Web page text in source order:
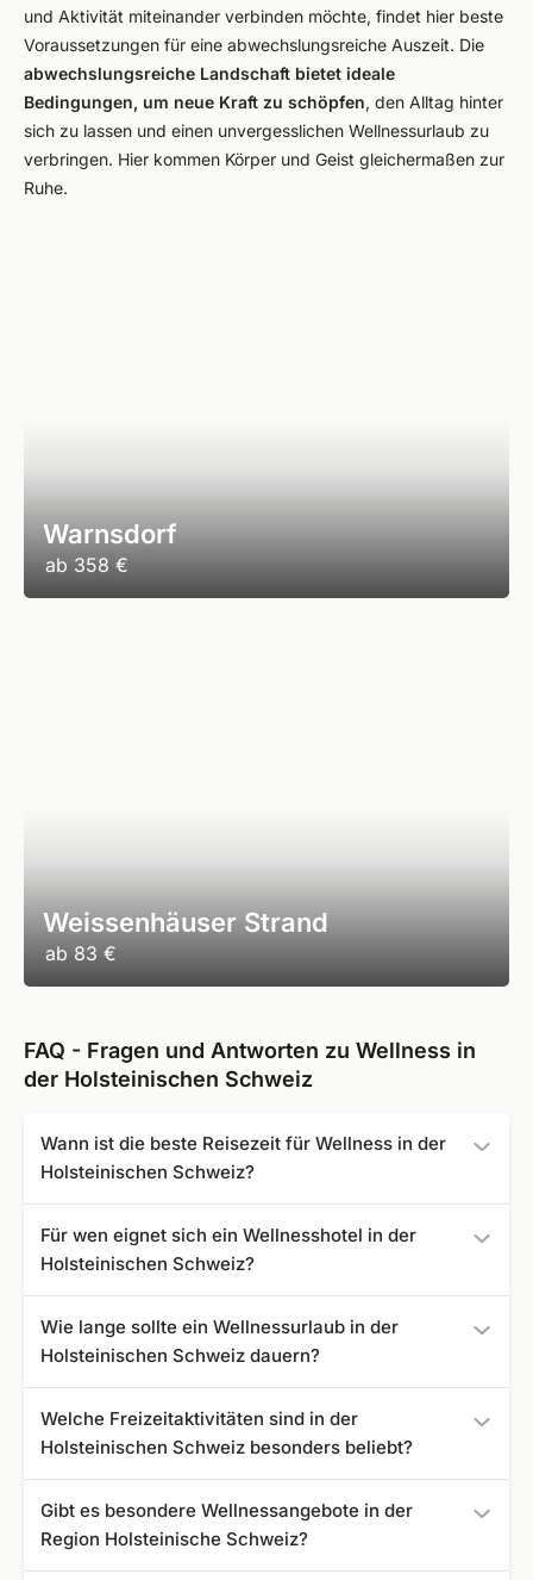
und Aktivität miteinander verbinden möchte, findet hier beste
Voraussetzungen für eine abwechslungsreiche Auszeit. Die
abwechslungsreiche Landschaft bietet ideale
Bedingungen, um neue Kraft zu schöpfen, den Alltag hinter
sich zu lassen und einen unvergesslichen Wellnessurlaub zu
verbringen. Hier kommen Körper und Geist gleichermaßen zur
Ruhe.
Warnsdorf
ab 358 €
Weissenhäuser Strand
ab 83 €
FAQ - Fragen und Antworten zu Wellness in
der Holsteinischen Schweiz
Wann ist die beste Reisezeit für Wellness in der
Holsteinischen Schweiz?
Im Sommer locken Seen und Ostsee, während die
kühleren Monate perfekte Bedingungen für Spa-, Sauna-
und Thermenbesuche bieten.
Für wen eignet sich ein Wellnesshotel in der
Holsteinischen Schweiz?
Freundesgruppen sowie Erholungssuchende jeden Alters.
Auch aktive Gäste finden zahlreiche
Freizeitmöglichkeiten.
Wie lange sollte ein Wellnessurlaub in der
Holsteinischen Schweiz dauern?
Nächten sorgt für spürbare Entspannung. Für nachhaltige
Erholung empfehlen wir Aufenthalte von vier bis sieben
Tagen.
Welche Freizeitaktivitäten sind in der
Holsteinischen Schweiz besonders beliebt?
Nordic Walking, Golf, Stand-Up-Paddling, Wassersport
sowie Spaziergänge entlang der Ostseeküste.
Gibt es besondere Wellnessangebote in der
Region Holsteinische Schweiz?